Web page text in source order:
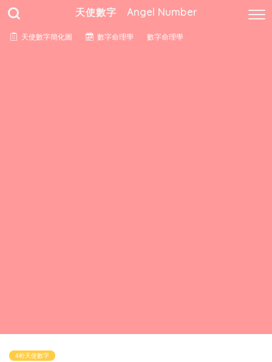
天使數字 Angel Number
天使數字簡化圖 數字命理學 數字命理學
4桁天使數字